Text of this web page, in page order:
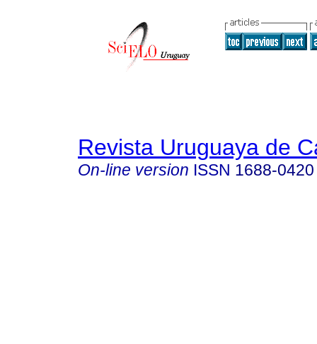
Revista Uruguaya de
On-line version ISSN 1688-0420